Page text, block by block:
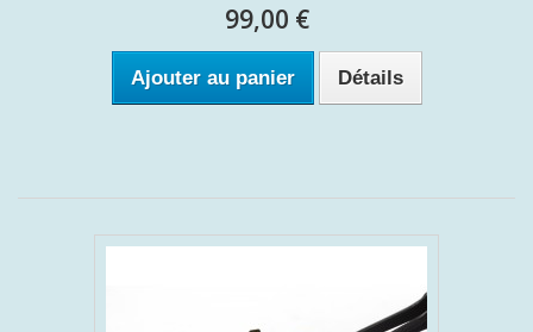
99,00 €
Ajouter au panier Détails